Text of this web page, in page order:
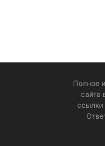
Полное
сайта
ссылки